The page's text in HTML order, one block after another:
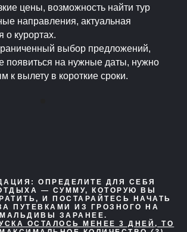
цены, возможность найти тур
направления, актуальная
о курортах.
выбор предложений,
появиться на нужные даты, нужно
к вылету в короткие сроки.
ОПРЕДЕЛИТЕ ДЛЯ СЕБЯ
— СУММУ, КОТОРУЮ ВЫ
И ПОСТАРАЙТЕСЬ НАЧАТЬ
ПУТЕВКАМИ ИЗ ГРОЗНОГО НА
МАЛЬДИВЫ ЗАРАНЕЕ.
ОСТАЛОСЬ МЕНЕЕ 3 ДНЕЙ, ТО